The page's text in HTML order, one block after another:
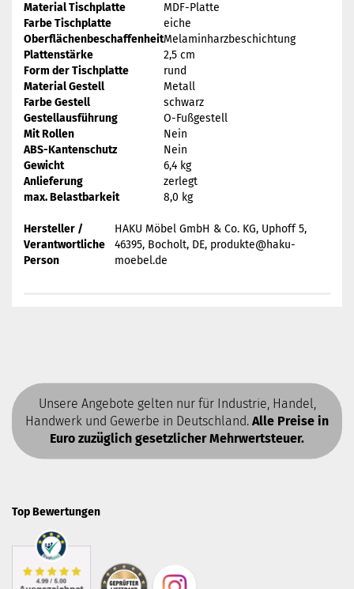
Material Tischplatte
MDF-Platte
Farbe Tischplatte
eiche
OberflächenbeschaffenheitMelaminharzbeschichtung
Plattenstärke
2,5 cm
Form der Tischplatte
rund
Material Gestell
Metall
Farbe Gestell
schwarz
Gestellausführung
O-Fußgestell
Mit Rollen
Nein
ABS-Kantenschutz
Nein
Gewicht
6,4 kg
Anlieferung
zerlegt
max. Belastbarkeit
8,0 kg
Hersteller /
Verantwortliche
Person
HAKU Möbel GmbH & Co. KG, Uphoff 5,
46395, Bocholt, DE, produkte@haku-
moebel.de
Unsere Angebote gelten nur für Industrie, Handel,
Handwerk und Gewerbe in Deutschland. Alle Preise in
Euro zuzüglich gesetzlicher Mehrwertsteuer.
Top Bewertungen